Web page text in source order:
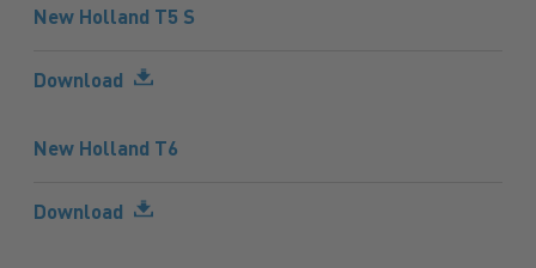
New Holland T5 S
Download
New Holland T6
Download